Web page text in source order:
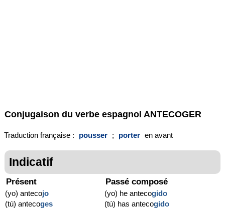
Conjugaison du verbe espagnol ANTECOGER
Traduction française : pousser ; porter en avant
Indicatif
Présent
(yo) antecojo
(tú) antecoges
Passé composé
(yo) he antecogido
(tú) has antecogido